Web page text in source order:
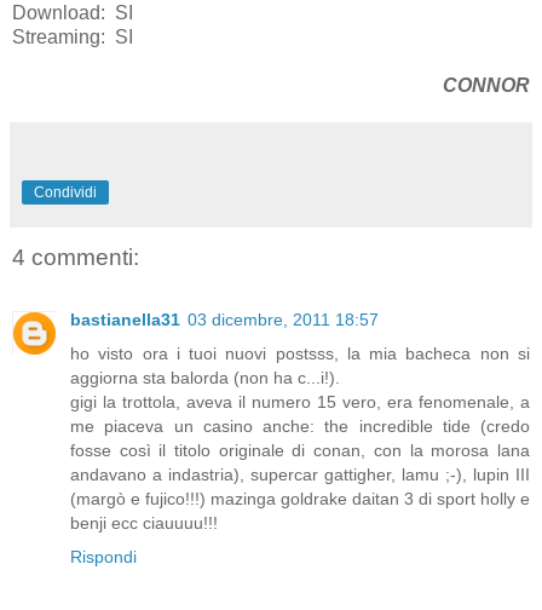
Download: SI
Streaming: SI
CONNOR
Condividi
4 commenti:
bastianella31 03 dicembre, 2011 18:57
ho visto ora i tuoi nuovi postsss, la mia bacheca non si
aggiorna sta balorda (non ha c...i!).
gigi la trottola, aveva il numero 15 vero, era fenomenale, a
me piaceva un casino anche: the incredible tide (credo
fosse così il titolo originale di conan, con la morosa lana
andavano a indastria), supercar gattigher, lamu ;-), lupin III
(margò e fujico!!!) mazinga goldrake daitan 3 di sport holly e
benji ecc ciauuuu!!!
Rispondi